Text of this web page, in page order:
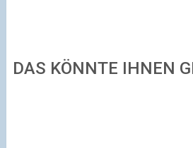
DAS KÖNNTE IHNEN